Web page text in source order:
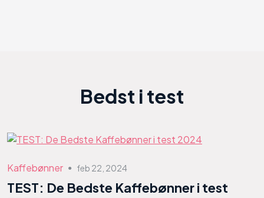
Bedst i test
Kaffebønner ● feb 22, 2024
TEST: De Bedste Kaffebønner i test